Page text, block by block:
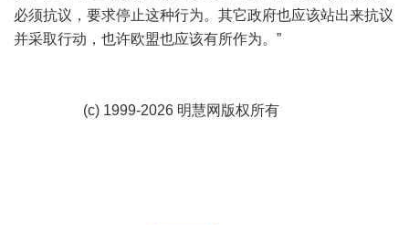
必须抗议，要求停止这种行为。其它政府也应该站出来抗议
并采取行动，也许欧盟也应该有所作为。”
(c) 1999-2026 明慧网版权所有